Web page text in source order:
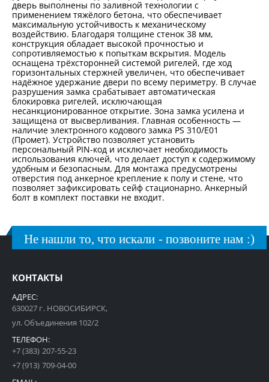
дверь выполнены по заливной технологии с
применением тяжёлого бетона, что обеспечивает
максимальную устойчивость к механическому
воздействию. Благодаря толщине стенок 38 мм,
конструкция обладает высокой прочностью и
сопротивляемостью к попыткам вскрытия. Модель
оснащена трёхсторонней системой ригелей, где ход
горизонтальных стержней увеличен, что обеспечивает
надёжное удержание двери по всему периметру. В случае
разрушения замка срабатывает автоматическая
блокировка ригелей, исключающая
несанкционированное открытие. Зона замка усилена и
защищена от высверливания. Главная особенность —
наличие электронного кодового замка PS 310/E01
(Промет). Устройство позволяет установить
персональный PIN-код и исключает необходимость
использования ключей, что делает доступ к содержимому
удобным и безопасным. Для монтажа предусмотрены
отверстия под анкерное крепление к полу и стене, что
позволяет зафиксировать сейф стационарно. Анкерный
болт в комплект поставки не входит.
Не нашли то, что искали - позвоните нам :)
КОНТАКТЫ
АДРЕС:
630027 г. НОВОСИБИРСК,
ул. Объединения 102/2
ТЕЛЕФОН:
+7 (383) 207-55-23
+7 (913) 709-04-00